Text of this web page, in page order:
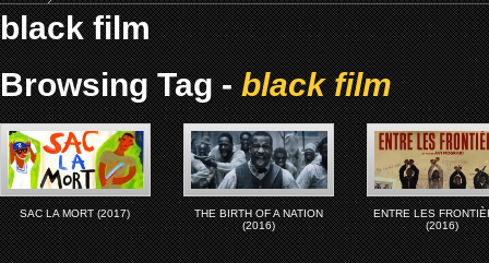
black film
Browsing Tag -black film
SAC LA MORT (2017)
THE BIRTH OF A NATION
(2016)
ENTRE LES
(2016)